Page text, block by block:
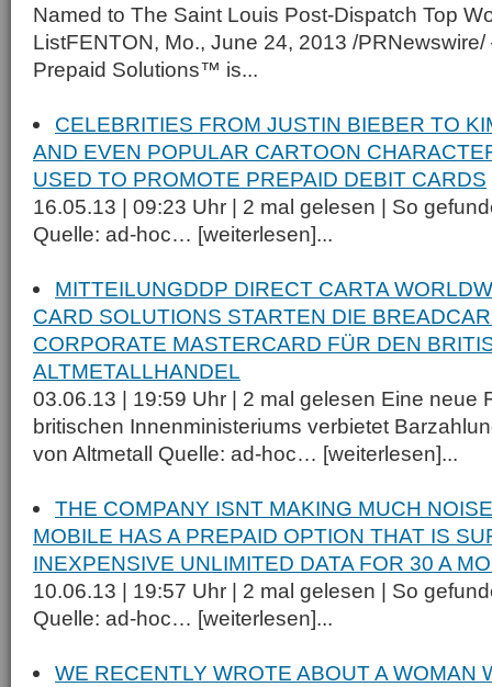
Named to The Saint Louis Post-Dispatch Top
ListFENTON, Mo., June 24, 2013 /
Prepaid Solutions™ is...
CELEBRITIES FROM JUSTIN BIEBER TO
AND EVEN POPULAR CARTOON
USED TO PROMOTE PREPAID DEBIT CARDS
16.05.13 | 09:23 Uhr | 2 mal gelesen | So
Quelle: ad-hoc… [weiterlesen]...
MITTEILUNGDDP DIRECT CARTA
CARD SOLUTIONS STARTEN DIE
CORPORATE MASTERCARD FÜR DEN
ALTMETALLHANDEL
03.06.13 | 19:59 Uhr | 2 mal gelesen Eine neue
britischen Innenministeriums verbietet
von Altmetall Quelle: ad-hoc… [weiterlesen]...
THE COMPANY ISNT MAKING MUCH
MOBILE HAS A PREPAID OPTION THAT IS
INEXPENSIVE UNLIMITED DATA FOR 30 A
10.06.13 | 19:57 Uhr | 2 mal gelesen | So
Quelle: ad-hoc… [weiterlesen]...
WE RECENTLY WROTE ABOUT A WOMAN